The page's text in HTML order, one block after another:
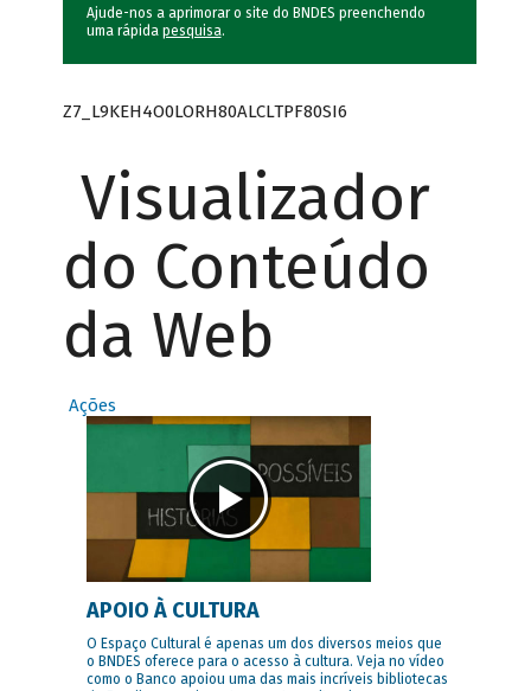
Ajude-nos a aprimorar o site do BNDES preenchendo
uma rápida pesquisa.
Z7_L9KEH4O0LORH80ALCLTPF80SI6
Visualizador
do Conteúdo
da Web
Ações
APOIO À CULTURA
O Espaço Cultural é apenas um dos diversos meios que
o BNDES oferece para o acesso à cultura. Veja no vídeo
como o Banco apoiou uma das mais incríveis bibliotecas